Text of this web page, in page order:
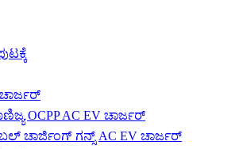
OCPP AC EV ಚಾರ್ಜರ್
ಚಾರ್ಜಿಂಗ್ ಗನ್ಸ್ AC EV ಚಾರ್ಜರ್